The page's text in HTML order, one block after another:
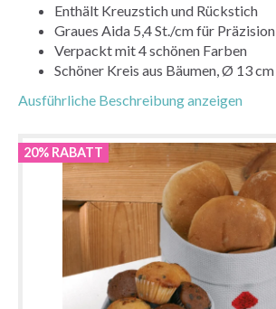
Enthält Kreuzstich und Rückstich
Graues Aida 5,4 St./cm für Präzision
Verpackt mit 4 schönen Farben
Schöner Kreis aus Bäumen, Ø 13 cm
Ausführliche Beschreibung anzeigen
20% RABATT